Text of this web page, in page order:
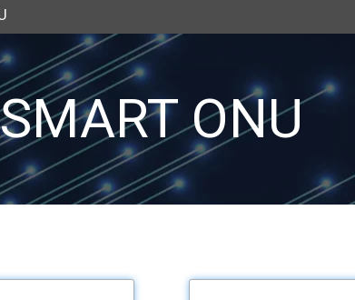
SMART ONU